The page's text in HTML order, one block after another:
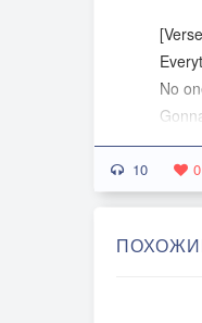
No
And I
And if
10 0